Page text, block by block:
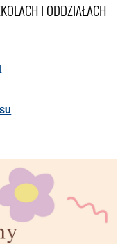
I ODDZIAŁACH